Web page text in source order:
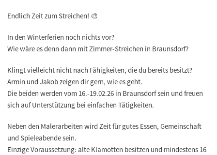
Endlich Zeit zum Streichen! 🎨
In den Winterferien noch nichts vor?
Wie wäre es denn dann mit Zimmer-Streichen in Braunsdorf?
Klingt vielleicht nicht nach Fähigkeiten, die du bereits besitzt?
Armin und Jakob zeigen dir gern, wie es geht.
Die beiden werden vom 16.-19.02.26 in Braunsdorf sein und freuen
sich auf Unterstützung bei einfachen Tätigkeiten.
Neben den Malerarbeiten wird Zeit für gutes Essen, Gemeinschaft
und Spieleabende sein.
Einzige Voraussetzung: alte Klamotten besitzen und mindestens 16